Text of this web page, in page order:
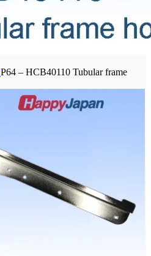
P64 – HCB40110 Tubular frame